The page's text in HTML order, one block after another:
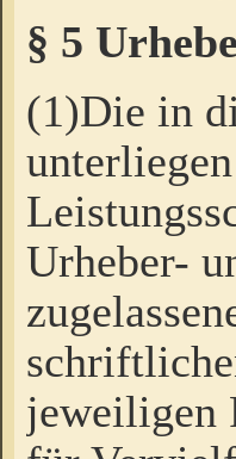
§ 5
(1)Die in
Urheber-
jeweiligen